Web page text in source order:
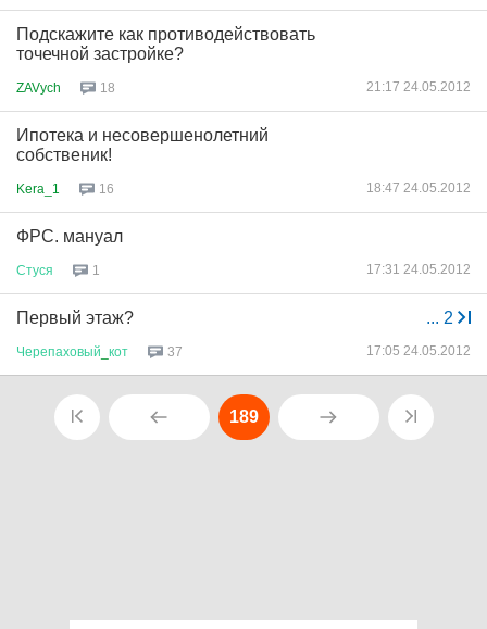
Подскажите как противодействовать
точечной застройке?
ZAVych 18 21:17 24.05.2012
Ипотека и несовершенолетний
собственик!
Kera_1 16 18:47 24.05.2012
ФРС. мануал
Стуся 1 17:31 24.05.2012
... 2
Первый этаж?
Черепаховый кот 37 17:05 24.05.2012
189